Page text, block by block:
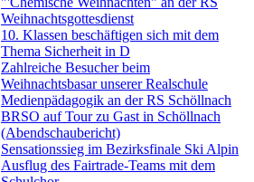
Weihnachtsgottesdienst
10. Klassen beschäftigen sich mit dem
Thema Sicherheit in D
Zahlreiche Besucher beim
Weihnachtsbasar unserer Realschule
Medienpädagogik an der RS Schöllnach
BRSO auf Tour zu Gast in Schöllnach
(Abendschaubericht)
Sensationssieg im Bezirksfinale Ski Alpin
Ausflug des Fairtrade-Teams mit dem